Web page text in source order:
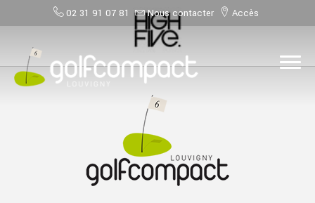
02 31 91 07 81 Nous contacter Accès